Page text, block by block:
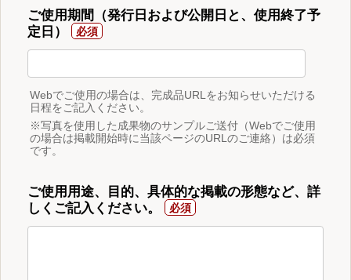
ご使用期間（発行日および公開日と、使用終了予
定日）
Webでご使用の場合は、完成品URLをお知らせいただける
日程をご記入ください。
※写真を使用した成果物のサンプルご送付（Webでご使用
の場合は掲載開始時に当該ページのURLのご連絡）は必須
です。
ご使用用途、目的、具体的な掲載の形態など、詳
しくご記入ください。